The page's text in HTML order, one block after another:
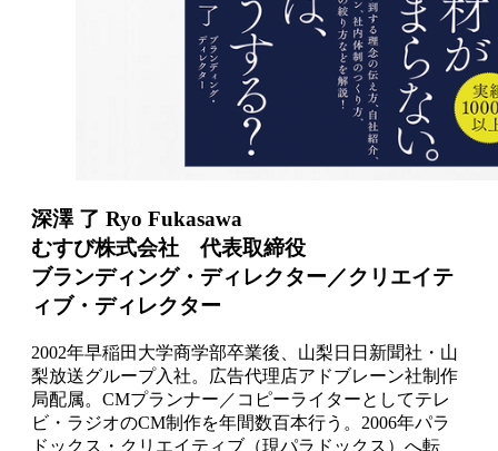
深澤 了 Ryo Fukasawa
むすび株式会社 代表取締役
ブランディング・ディレクター／クリエイテ
ィブ・ディレクター
2002年早稲田大学商学部卒業後、山梨日日新聞社・山
梨放送グループ入社。広告代理店アドブレーン社制作
局配属。CMプランナー／コピーライターとしてテレ
ビ・ラジオのCM制作を年間数百本行う。2006年パラ
ドックス・クリエイティブ（現パラドックス）へ転